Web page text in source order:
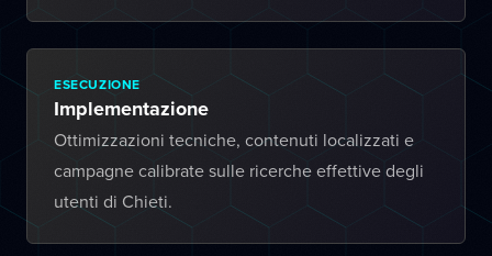
ESECUZIONE
Implementazione
Ottimizzazioni tecniche, contenuti localizzati e
campagne calibrate sulle ricerche effettive degli
utenti di Chieti.